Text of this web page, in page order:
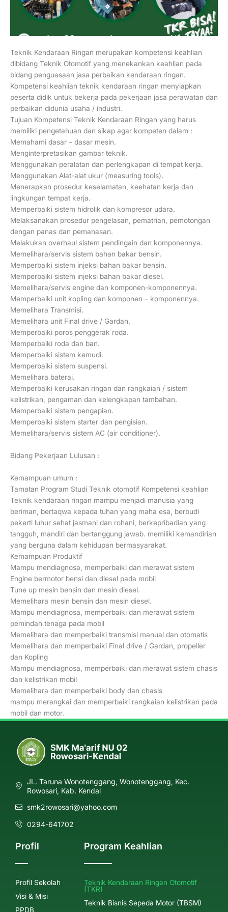
Teknik Kendaraan Ringan merupakan kompetensi keahlian
dibidang Teknik Otomotif yang menekankan keahlian pada
bidang penguasaan jasa perbaikan kendaraan ringan.
Kompetensi keahlian teknik kendaraan ringan menyiapkan
peserta didik untuk bekerja pada pekerjaan jasa perawatan dan
perbaikan didunia usaha / industri.
Tujuan Kompetensi Teknik Kendaraan Ringan yang harus
memiliki pengetahuan dan sikap agar kompeten dalam :
Memahami dasar – dasar mesin.
Menginterpretasikan gambar teknik.
Menggunakan peralatan dan perlengkapan di tempat kerja.
Menggunakan Alat-alat ukur (measuring tools).
Menerapkan prosedur keselamatan, keehatan kerja dan
lingkungan tempat kerja.
Memperbaiki sistem hidrolik dan kompresor udara.
Melaksanakan prosedur pengelasan, pematrian, pemotongan
dengan panas dan pemanasan.
Melakukan overhaul sistem pendingain dan komponennya.
Memelihara/servis sistem bahan bakar bensin.
Memperbaiki sistem injeksi bahan bakar bensin.
Memperbaiki sistem injeksi bahan bakar diesel.
Memelihara/servis engine dan komponen-komponennya.
Memperbaiki unit kopling dan komponen – komponennya.
Memelihara Transmisi.
Memelihara unit Final drive / Gardan.
Memperbaiki poros penggerak roda.
Memperbaiki roda dan ban.
Memperbaiki sistem kemudi.
Memperbaiki sistem suspensi.
Memelihara baterai.
Memperbaiki kerusakan ringan dan rangkaian / sistem
kelistrikan, pengaman dan kelengkapan tambahan.
Memperbaiki sistem pengapian.
Memperbaiki sistem starter dan pengisian.
Memelihara/servis sistem AC (air conditioner).
Bidang Pekerjaan Lulusan :
Kemampuan umum :
Tamatan Program Studi Teknik otomotif Kompetensi keahlian
Teknik kendaraan ringan mampu menjadi manusia yang
beriman, bertaqwa kepada tuhan yang maha esa, berbudi
pekerti luhur sehat jasmani dan rohani, berkepribadian yang
tangguh, mandiri dan bertanggung jawab. memiliki kemandirian
yang berguna dalam kehidupan bermasyarakat.
Kemampuan Produktif
Mampu mendiagnosa, memperbaiki dan merawat sistem
Engine bermotor bensi dan diesel pada mobil
Tune up mesin bensin dan mesin diesel.
Memelihara mesin bensin dan mesin diesel.
Mampu mendiagnosa, memperbaiki dan merawat sistem
pemindah tenaga pada mobil
Memelihara dan memperbaiki transmisi manual dan otomatis
Memelihara dan memperbaiki Final drive / Gardan, propeller
dan Kopling
Mampu mendiagnosa, memperbaiki dan merawat sistem chasis
dan kelistrikan mobil
Memelihara dan memperbaiki body dan chasis
mampu merangkai dan memperbaiki rangkaian kelistrikan pada
mobil dan motor.
JL. Taruna Wonotenggang, Wonotenggang, Kec.
Rowosari, Kab. Kendal
smk2rowosari@yahoo.com
0294-641702
Profil
Profil Sekolah
Visi & Misi
PPDB
Program Keahlian
Teknik Kendaraan Ringan Otomotif
(TKR)
Teknik Bisnis Sepeda Motor (TBSM)